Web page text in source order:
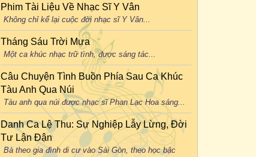
Phim Tài Liệu Về Nhạc Sĩ Y Vân
Không chỉ kể lại cuộc đời nhạc sĩ Y Vân...
Tháng Sáu Trời Mưa
Một ca khúc nhạc trữ tình, được sáng tác...
Câu Chuyện Tình Buồn Phía Sau Ca Khúc
Tàu Anh Qua Núi
Tàu anh qua núi được nhạc sĩ Phan Lạc Hoa sáng...
Danh Ca Lệ Thu: Sự Nghiệp Lẫy Lừng, Đời
Tư Lận Đận
Bà theo gia đình di cư vào Sài Gòn, theo học bậc